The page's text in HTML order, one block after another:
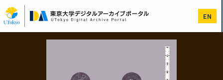
イ
ン
コ
EN